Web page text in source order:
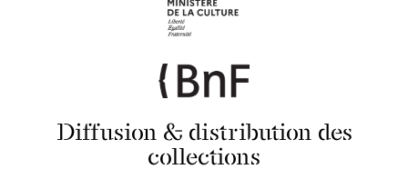
Diffusion & distribution des
collections